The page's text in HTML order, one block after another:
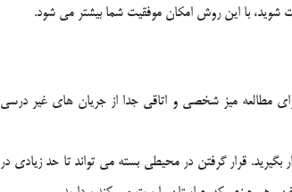
با اين روش امكان موفقيت شما بيشتر مي شود.
مطالعه ميز شخصي و اتاقي جدا از جريان هاي غير درسي
بگيريد. قرار گرفتن در محيطي بسته مي تواند تا حد زيادي در